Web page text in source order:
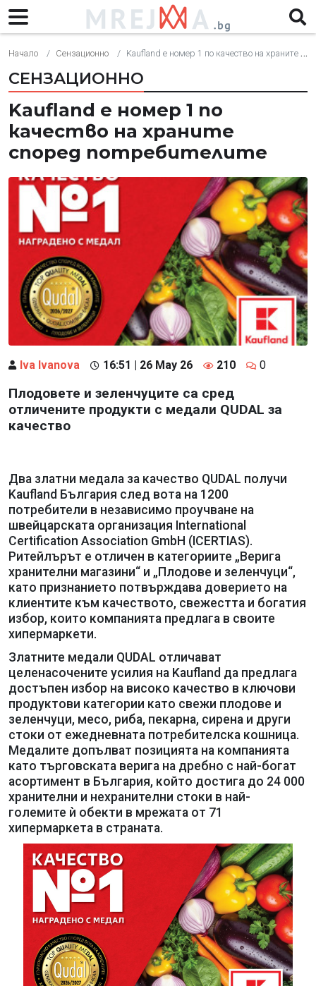
Начало Сензационно Kaufland е номер 1 по качество на храните според потребителите
СЕНЗАЦИОННО
Kaufland е номер 1 по
качество на храните
според потребителите
Iva Ivanova 16:51 | 26 May 26 210 0
Плодовете и зеленчуците са сред
отличените продукти с медали QUDAL за
качество
Два златни медала за качество QUDAL получи
Kaufland България след вота на 1200
потребители в независимо проучване на
швейцарската организация International
Certification Association GmbH (ICERTIAS).
Ритейлърът е отличен в категориите „Верига
хранителни магазини“ и „Плодове и зеленчуци“,
като признанието потвърждава доверието на
клиентите към качеството, свежестта и богатия
избор, които компанията предлага в своите
хипермаркети.
Златните медали QUDAL отличават
целенасочените усилия на Kaufland да предлага
достъпен избор на високо качество в ключови
продуктови категории като свежи плодове и
зеленчуци, месо, риба, пекарна, сирена и други
стоки от ежедневната потребителска кошница.
Медалите допълват позицията на компанията
като търговската верига на дребно с най-богат
асортимент в България, който достига до 24 000
хранителни и нехранителни стоки в най-
големите ѝ обекти в мрежата от 71
хипермаркета в страната.